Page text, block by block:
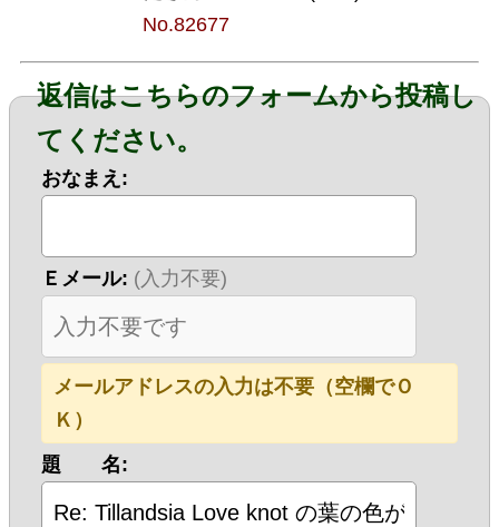
No.82677
返信はこちらのフォームから投稿し
てください。
おなまえ:
Ｅメール: (入力不要)
メールアドレスの入力は不要（空欄でＯ
Ｋ）
題 名: